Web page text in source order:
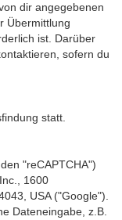
dir angegebenen
Übermittlung
ist. Darüber
sofern du
statt.
"reCAPTCHA")
1600
USA ("Google").
Dateneingabe, z.B.